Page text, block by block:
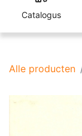
Catalogus
Alle producten